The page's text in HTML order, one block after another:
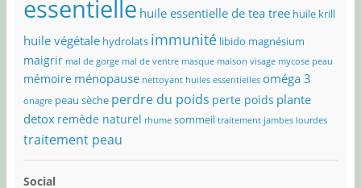
essentielle huile essentielle de tea tree huile krill
huile végétale hydrolats immunité libido magnésium
maigrir mal de gorge mal de ventre masque maison visage mycose peau
mémoire ménopause nettoyant huiles essentielles oméga 3
onagre peau sèche perdre du poids perte poids plante
detox remède naturel rhume sommeil traitement jambes lourdes
traitement peau
Social